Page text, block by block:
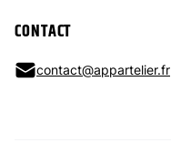
CONTACT
contact@appartelier.fr